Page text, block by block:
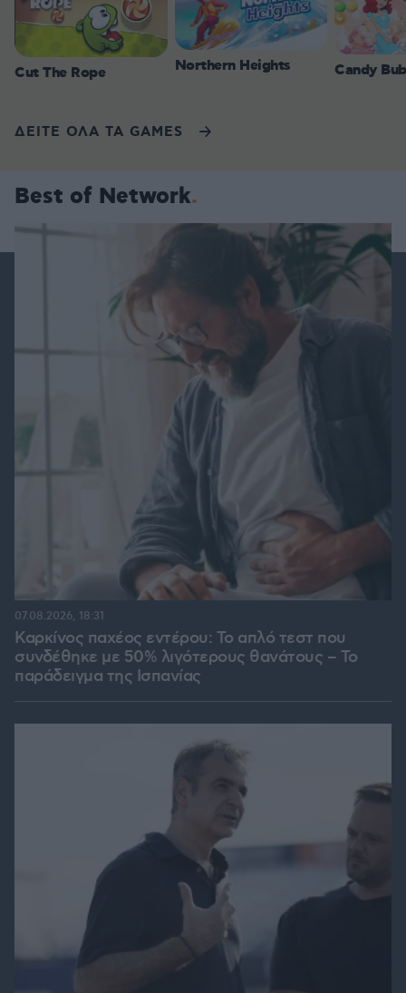
Cut The Rope Northern Heights Candy
ΔΕΙΤΕ ΟΛΑ ΤΑ GAMES
Best of Network
Καρκίνος παχέος εντέρου: Το απλό τεστ που
συνδέθηκε με 50% λιγότερους θανάτους – Το
παράδειγμα της Ισπανίας
07.08.2026, 18:31